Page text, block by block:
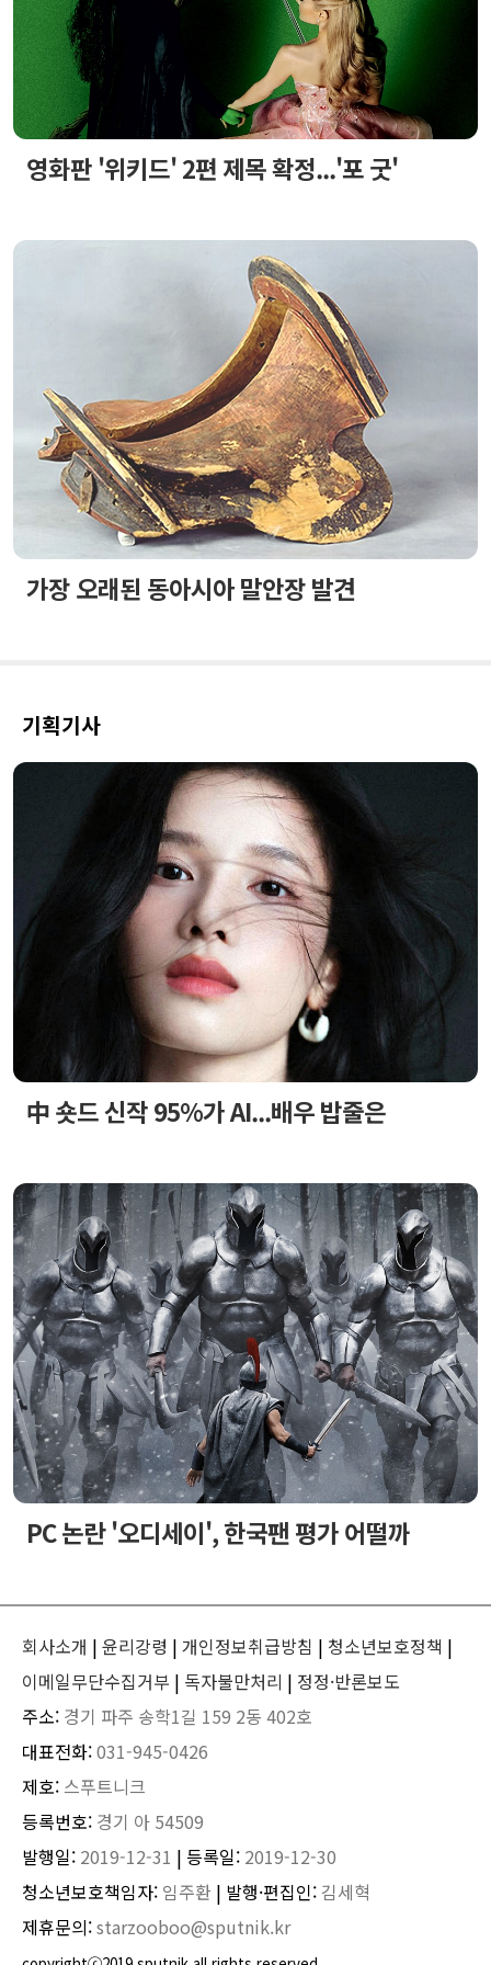
영화판 '위키드' 2편 제목 확정...'포 굿'
가장 오래된 동아시아 말안장 발견
기획기사
中 숏드 신작 95%가 AI...배우 밥줄은
PC 논란 '오디세이', 한국팬 평가 어떨까
회사소개 | 윤리강령 | 개인정보취급방침 | 청소년보호정책 |
이메일무단수집거부 | 독자불만처리 | 정정·반론보도
주소: 경기 파주 송학1길 159 2동 402호
대표전화:031-945-0426
제호: 스푸트니크
등록번호: 경기 아 54509
발행일: 2019-12-31 | 등록일: 2019-12-30
청소년보호책임자: 임주환 | 발행·편집인: 김세혁
제휴문의:starzooboo@sputnik.kr